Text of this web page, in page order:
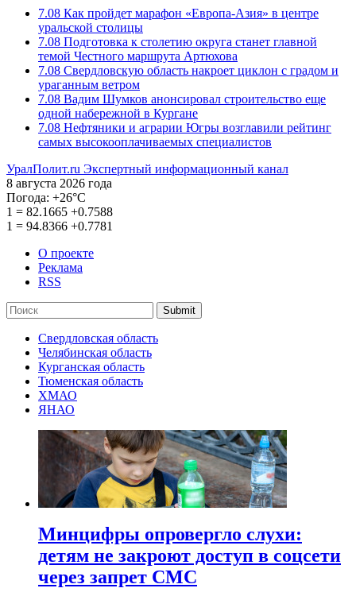
7.08 Как пройдет марафон «Европа-Азия» в центре
уральской столицы
7.08 Подготовка к столетию округа станет главной
темой Честного маршрута Артюхова
7.08 Свердловскую область накроет циклон с градом и
ураганным ветром
7.08 Вадим Шумков анонсировал строительство еще
одной набережной в Кургане
7.08 Нефтяники и аграрии Югры возглавили рейтинг
самых высокооплачиваемых специалистов
УралПолит.ru Экспертный информационный канал
8 августа 2026 года
Погода: +26°С
1 = 82.1665 +0.7588
1 = 94.8366 +0.7781
О проекте
Реклама
RSS
Submit
Свердловская область
Челябинская область
Курганская область
Тюменская область
ХМАО
ЯНАО
Минцифры опровергло слухи:
детям не закроют доступ в соцсети
через запрет СМС